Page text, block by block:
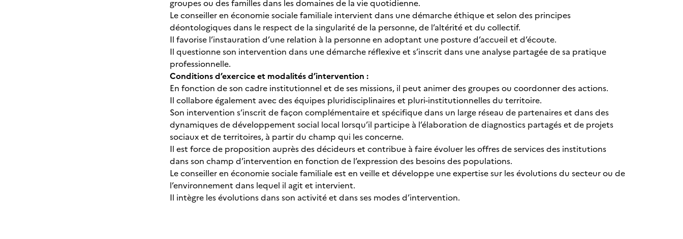
groupes ou des familles dans les domaines de la vie quotidienne.
Le conseiller en économie sociale familiale intervient dans une démarche éthique et selon des principes
déontologiques dans le respect de la singularité de la personne, de l’altérité et du collectif.
Il favorise l’instauration d’une relation à la personne en adoptant une posture d’accueil et d’écoute.
Il questionne son intervention dans une démarche réflexive et s’inscrit dans une analyse partagée de sa pratique
professionnelle.
Conditions d’exercice et modalités d’intervention :
En fonction de son cadre institutionnel et de ses missions, il peut animer des groupes ou coordonner des actions.
Il collabore également avec des équipes pluridisciplinaires et pluri-institutionnelles du territoire.
Son intervention s’inscrit de façon complémentaire et spécifique dans un large réseau de partenaires et dans des
dynamiques de développement social local lorsqu’il participe à l’élaboration de diagnostics partagés et de projets
sociaux et de territoires, à partir du champ qui les concerne.
Il est force de proposition auprès des décideurs et contribue à faire évoluer les offres de services des institutions
dans son champ d’intervention en fonction de l’expression des besoins des populations.
Le conseiller en économie sociale familiale est en veille et développe une expertise sur les évolutions du secteur ou de
l’environnement dans lequel il agit et intervient.
Il intègre les évolutions dans son activité et dans ses modes d’intervention.